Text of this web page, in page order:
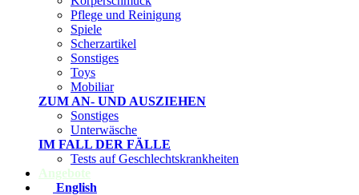
Pflege und Reinigung
Spiele
Scherzartikel
Sonstiges
Toys
Mobiliar
ZUM AN- UND AUSZIEHEN
Sonstiges
Unterwäsche
IM FALL DER FÄLLE
Tests auf Geschlechtskrankheiten
Angebote
English